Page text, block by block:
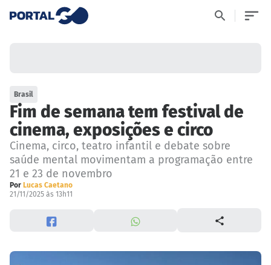
Brasil
Fim de semana tem festival de
cinema, exposições e circo
Cinema, circo, teatro infantil e debate sobre
saúde mental movimentam a programação entre
21 e 23 de novembro
Por Lucas Caetano
21/11/2025 às 13h11